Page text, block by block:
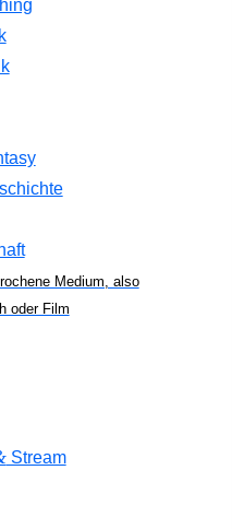
Medium, also
oder Film
Stream